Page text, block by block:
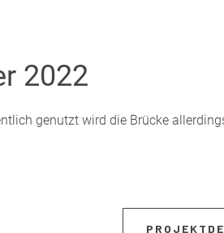
2022
genutzt wird die Brücke